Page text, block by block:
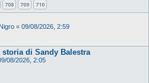
708 709 710
« 09/08/2026, 2:59
di Sandy Balestra
08/2026, 2:05